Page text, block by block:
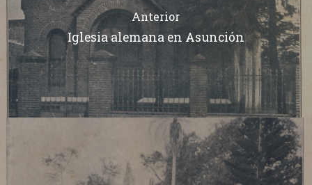
Anterior
Iglesia alemana en Asunción